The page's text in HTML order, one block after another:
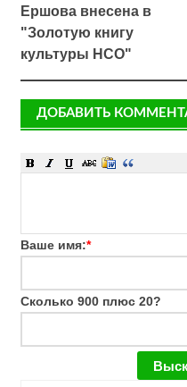
Ершова внесена в
"Золотую книгу
культуры НСО"
ДОБАВИТЬ
Ваше имя:*
Сколько 900 плюс 20?